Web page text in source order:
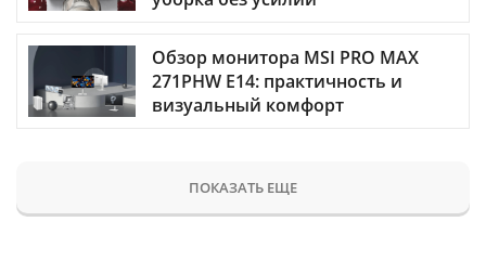
Обзор монитора MSI PRO MAX
271PHW E14: практичность и
визуальный комфорт
ПОКАЗАТЬ ЕЩЕ